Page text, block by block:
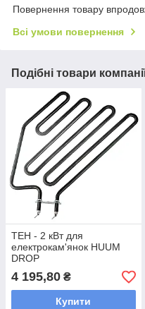
Повернення товару
Всі умови повернення
Подібні товари
ТЕН - 2 кВт для
електрокам'янок HUUM
DROP
4 195,80 ₴
Купити